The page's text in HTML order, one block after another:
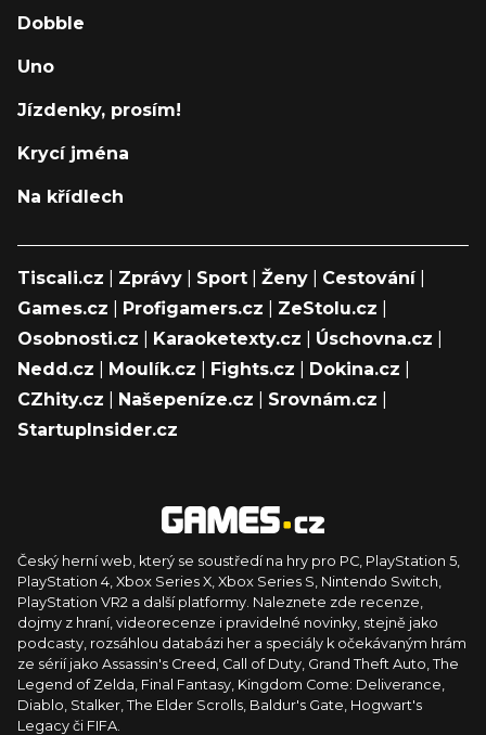
Dobble
Uno
Jízdenky, prosím!
Krycí jména
Na křídlech
Tiscali.cz Zprávy Sport Ženy Cestování|
Games.cz
Profigamers.cz ZeStolu.cz
Osobnosti.cz
Karaoketexty.cz Úschovna.cz
Nedd.cz
Moulík.cz Fights.cz Dokina.cz
CZhity.cz
Našepeníze.cz Srovnám.cz
StartupInsider.cz
Český herní web, který se soustředí na hry pro PC, PlayStation 5,
PlayStation 4, Xbox Series X, Xbox Series S, Nintendo Switch,
PlayStation VR2 a další platformy. Naleznete zde recenze,
dojmy z hraní, videorecenze i pravidelné novinky, stejně jako
podcasty, rozsáhlou databázi her a speciály k očekávaným hrám
ze sérií jako Assassin's Creed, Call of Duty, Grand Theft Auto, The
Legend of Zelda, Final Fantasy, Kingdom Come: Deliverance,
Diablo, Stalker, The Elder Scrolls, Baldur's Gate, Hogwart's
Legacy či FIFA.